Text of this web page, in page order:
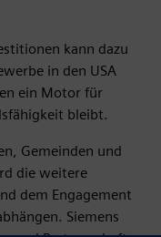
kann dazu
in den USA
ein Motor für
bleibt.
Gemeinden und
die weitere
dem Engagement
Siemens